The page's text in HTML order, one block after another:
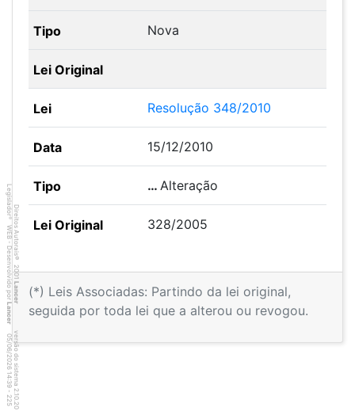
Nova
Resolução 348/2010
15/12/2010
…Alteração
328/2005
(*) Leis Associadas: Partindo da lei original,
seguida por toda lei que a alterou ou revogou.
Direitos Autorais
©
2001
Lancer
Legislador
®
WEB - Desenvolvido por
Lancer
versão do sistema 2.10.20
2
2
5
-
4
:3
9
0
5
/
0
6
/
2
0
2
6